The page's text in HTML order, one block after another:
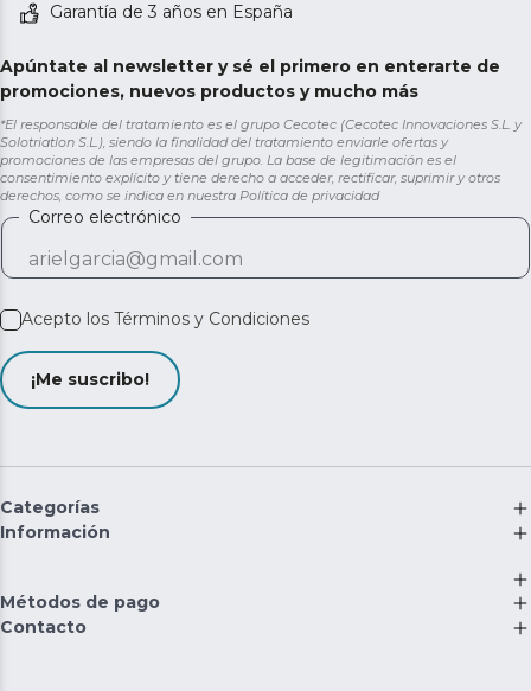
Garantía de 3 años en España
Apúntate al newsletter y sé el primero en enterarte de
promociones, nuevos productos y mucho más
*El responsable del tratamiento es el grupo Cecotec (Cecotec Innovaciones S.L. y
Solotriatlon S.L.), siendo la finalidad del tratamiento enviarle ofertas y
promociones de las empresas del grupo. La base de legitimación es el
consentimiento explícito y tiene derecho a acceder, rectificar, suprimir y otros
derechos, como se indica en nuestra Política de privacidad
Correo electrónico
Acepto los Términos y Condiciones
¡Me suscribo!
Categorías
Información
Métodos de pago
Contacto